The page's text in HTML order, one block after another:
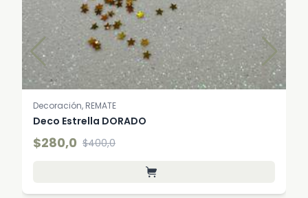
Decoración, REMATE
Deco Estrella DORADO
$280,0 $400,0